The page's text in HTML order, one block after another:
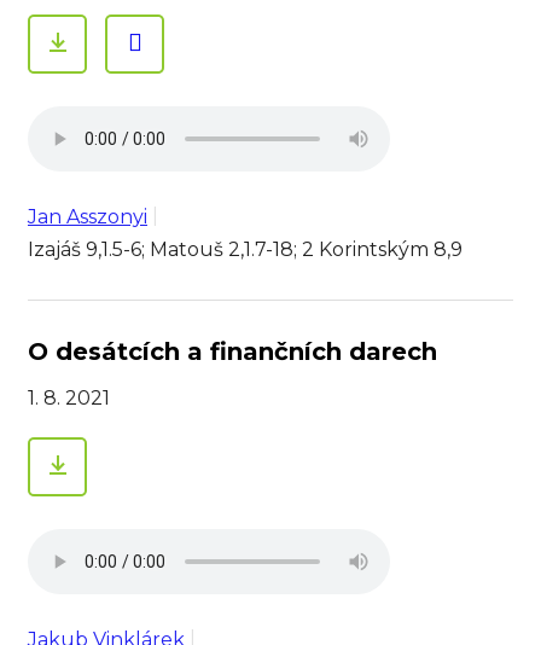
Jan Asszonyi
Izajáš 9,1.5-6; Matouš 2,1.7-18; 2 Korintským 8,9
O desátcích a finančních darech
1. 8. 2021
Jakub Vinklárek